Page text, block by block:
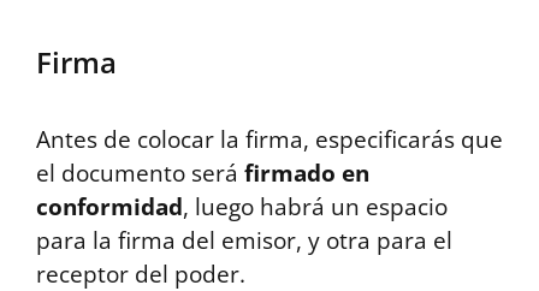
Firma
Antes de colocar la firma, especificarás que
el documento será firmado en
conformidad, luego habrá un espacio
para la firma del emisor, y otra para el
receptor del poder.